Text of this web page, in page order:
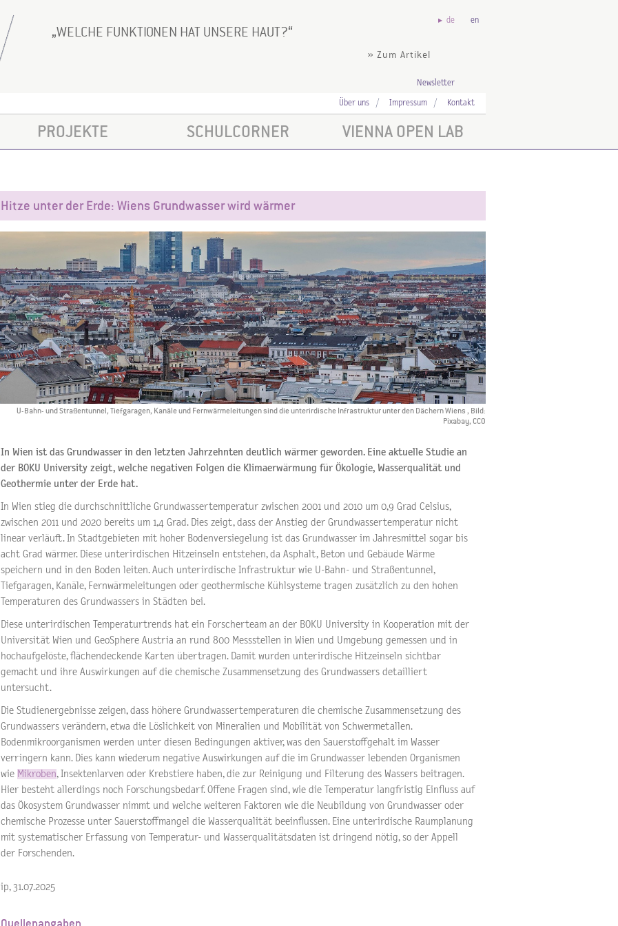
WELCHE FUNKTIONEN HAT UNSERE HAUT?
» Zum Artikel
de en
Newsletter
Über uns Impressum Kontakt
PROJEKTE SCHULCORNER VIENNA OPEN LAB
Hitze unter der Erde: Wiens Grundwasser wird wärmer
U-Bahn- und Straßentunnel, Tiefgaragen, Kanäle und Fernwärmeleitungen sind die unterirdische Infrastruktur unter den Dächern Wiens , Bild:
Pixabay, CCO
In Wien ist das Grundwasser in den letzten Jahrzehnten deutlich wärmer geworden. Eine aktuelle Studie an
der BOKU University zeigt, welche negativen Folgen die Klimaerwärmung für Ökologie, Wasserqualität und
Geothermie unter der Erde hat.
In Wien stieg die durchschnittliche Grundwassertemperatur zwischen 2001 und 2010 um 0,9 Grad Celsius,
zwischen 2011 und 2020 bereits um 1,4 Grad. Dies zeigt, dass der Anstieg der Grundwassertemperatur nicht
linear verläuft. In Stadtgebieten mit hoher Bodenversiegelung ist das Grundwasser im Jahresmittel sogar bis
acht Grad wärmer. Diese unterirdischen Hitzeinseln entstehen, da Asphalt, Beton und Gebäude Wärme
speichern und in den Boden leiten. Auch unterirdische Infrastruktur wie U-Bahn- und Straßentunnel,
Tiefgaragen, Kanäle, Fernwärmeleitungen oder geothermische Kühlsysteme tragen zusätzlich zu den hohen
Temperaturen des Grundwassers in Städten bei.
Diese unterirdischen Temperaturtrends hat ein Forscherteam an der BOKU University in Kooperation mit der
Universität Wien und GeoSphere Austria an rund 800 Messstellen in Wien und Umgebung gemessen und in
hochaufgelöste, flächendeckende Karten übertragen. Damit wurden unterirdische Hitzeinseln sichtbar
gemacht und ihre Auswirkungen auf die chemische Zusammensetzung des Grundwassers detailliert
untersucht.
Die Studienergebnisse zeigen, dass höhere Grundwassertemperaturen die chemische Zusammensetzung des
Grundwassers verändern, etwa die Löslichkeit von Mineralien und Mobilität von Schwermetallen.
Bodenmikroorganismen werden unter diesen Bedingungen aktiver, was den Sauerstoffgehalt im Wasser
verringern kann. Dies kann wiederum negative Auswirkungen auf die im Grundwasser lebenden Organismen
wie Mikroben, Insektenlarven oder Krebstiere haben, die zur Reinigung und Filterung des Wassers beitragen.
Hier besteht allerdings noch Forschungsbedarf. Offene Fragen sind, wie die Temperatur langfristig Einfluss auf
das Ökosystem Grundwasser nimmt und welche weiteren Faktoren wie die Neubildung von Grundwasser oder
chemische Prozesse unter Sauerstoffmangel die Wasserqualität beeinflussen. Eine unterirdische Raumplanung
mit systematischer Erfassung von Temperatur- und Wasserqualitätsdaten ist dringend nötig, so der Appell
der Forschenden.
ip, 31.07.2025